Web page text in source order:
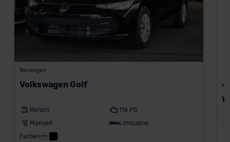
Neuwagen
Volkswagen Golf
Benzin
116 PS
Manuell
Limousine
Farben: